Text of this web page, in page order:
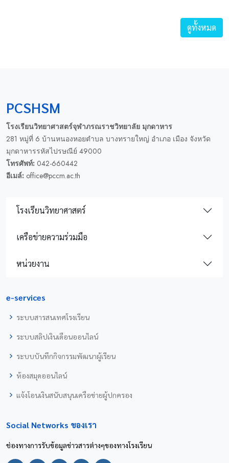
ดูทั้งหมด
PCSHSM
โรงเรียนวิทยาศาสตร์จุฬาภรณราชวิทยาลัย มุกดาหาร
281 หมู่ที่ 6 บ้านหนองหอยตำบล บางทรายใหญ่ อำเภอ เมือง จังหวัด
มุกดาหารรหัสไปรษณีย์ 49000
โทรศัพท์: 042-660442
อีเมล์: office@pccm.ac.th
โรงเรียนวิทยาศาสตร์
เครือข่ายความร่วมมือ
หน่วยงาน
e-services
ระบบสารสนเทศโรงเรียน
ระบบสลิปเงินเดือนออนไลน์
ระบบบันทึกกิจกรรมพัฒนาผู้เรียน
ห้องสมุดออนไลน์
แจ้งโอนเงินสนับสนุนเครือข่ายผู้ปกครอง
Social Networks ของเรา
ช่องทางการรับข้อมูลข่าวสารต่างๆของทางโรงเรียน